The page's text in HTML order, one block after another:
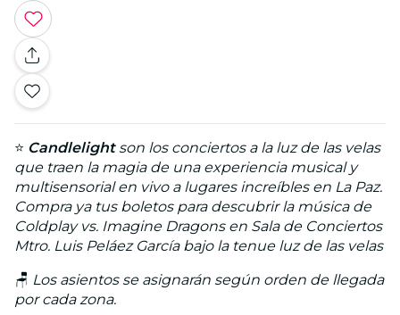
⭐ Candlelightson los conciertos a la luz de las velas
que traen la magia de una experiencia musical y
multisensorial en vivo a lugares increíbles en La Paz.
Compra ya tus boletos para descubrir la música de
Coldplay vs. Imagine Dragons en Sala de Conciertos
Mtro. Luis Peláez García bajo la tenue luz de las velas
🪑 Los asientos se asignarán según orden de llegada
por cada zona.